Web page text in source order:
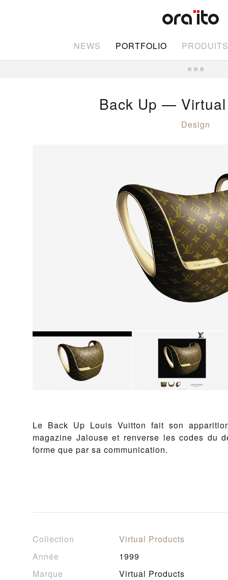
NEWS PORTFOLIO PRODUITS
Back Up —
Design
Le Back Up Louis Vuitton fait son
magazine Jalouse et renverse les codes du
forme que par sa communication.
Collection
Virtual Products
Année
1999
Marque
Virtual Products